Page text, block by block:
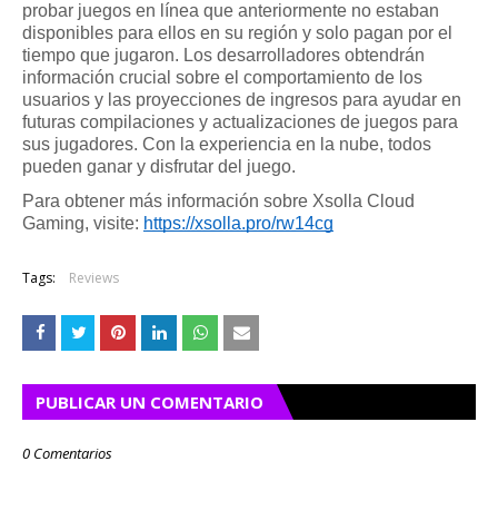
probar juegos en línea que anteriormente no estaban
disponibles para ellos en su región y solo pagan por el
tiempo que jugaron. Los desarrolladores obtendrán
información crucial sobre el comportamiento de los
usuarios y las proyecciones de ingresos para ayudar en
futuras compilaciones y actualizaciones de juegos para
sus jugadores. Con la experiencia en la nube, todos
pueden ganar y disfrutar del juego.
Para obtener más información sobre Xsolla Cloud
Gaming, visite: https://xsolla.pro/rw14cg
Tags: Reviews
PUBLICAR UN COMENTARIO
0 Comentarios